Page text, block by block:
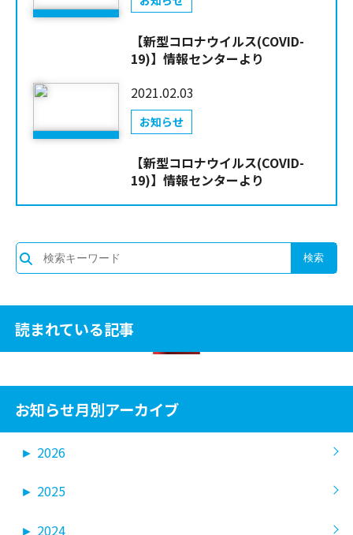
【新型コロナウイルス(COVID-
19)】情報センターより
2021.02.03
お知らせ
【新型コロナウイルス(COVID-
19)】情報センターより
読まれている記事
お知らせ月別アーカイブ
► 2026
► 2025
► 2024